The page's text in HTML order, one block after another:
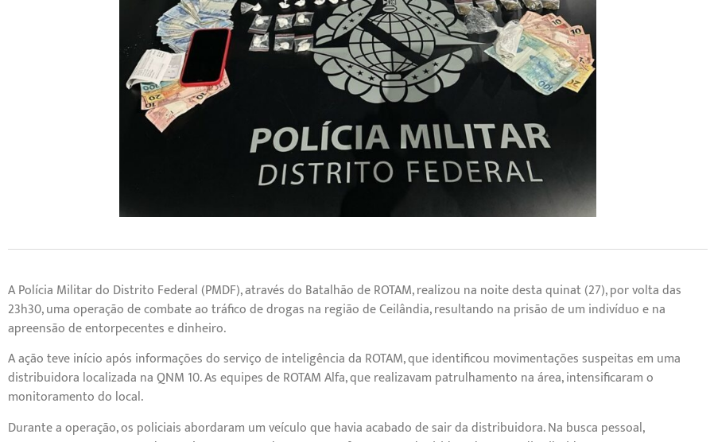
A Polícia Militar do Distrito Federal (PMDF), através do Batalhão de ROTAM, realizou na noite desta quinat (27), por volta das
23h30, uma operação de combate ao tráfico de drogas na região de Ceilândia, resultando na prisão de um indivíduo e na
apreensão de entorpecentes e dinheiro.
A ação teve início após informações do serviço de inteligência da ROTAM, que identificou movimentações suspeitas em uma
distribuidora localizada na QNM 10. As equipes de ROTAM Alfa, que realizavam patrulhamento na área, intensificaram o
monitoramento do local.
Durante a operação, os policiais abordaram um veículo que havia acabado de sair da distribuidora. Na busca pessoal,